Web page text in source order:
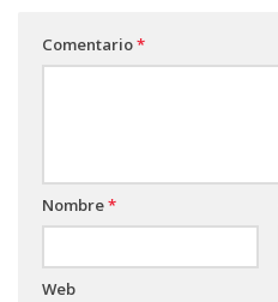
Comentario*
Nombre*
Web